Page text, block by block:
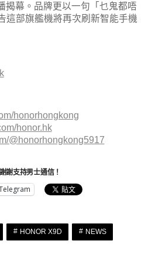
揭幕。品牌更以一句「乜鬼都唔
這部旗艦機將再次刷新智能手機
honorhongkong
honor.hk
@honorhongkong5917
謝支持男士通信！
HONOR X9D NEWS